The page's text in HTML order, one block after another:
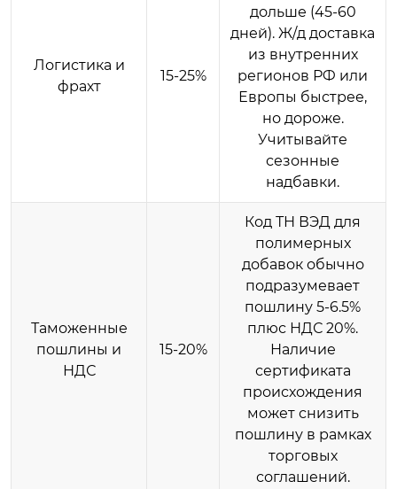
Логистика и
фрахт
15-25%
дольше (45-60
дней). Ж/д доставка
из внутренних
регионов РФ или
Европы быстрее,
но дороже.
Учитывайте
сезонные
надбавки.
Таможенные
пошлины и
НДС
15-20%
Код ТН ВЭД для
полимерных
добавок обычно
подразумевает
пошлину 5-6.5%
плюс НДС 20%.
Наличие
сертификата
происхождения
может снизить
пошлину в рамках
торговых
соглашений.